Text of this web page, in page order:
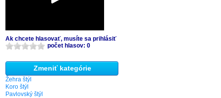
Ak chcete hlasovať, musíte sa prihlásiť
počet hlasov: 0
Zmeniť kategórie
Žehra štýl
Koro štýl
Pavlovský štýl